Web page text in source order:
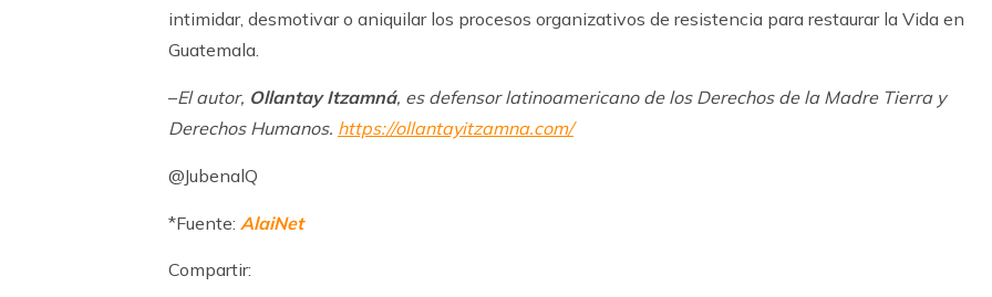
intimidar, desmotivar o aniquilar los procesos organizativos de resistencia para restaurar la Vida en
Guatemala.
–El autor, Ollantay Itzamná, es defensor latinoamericano de los Derechos de la Madre Tierra y
Derechos Humanos. https://ollantayitzamna.com/
@JubenalQ
*Fuente: AlaiNet
Compartir: